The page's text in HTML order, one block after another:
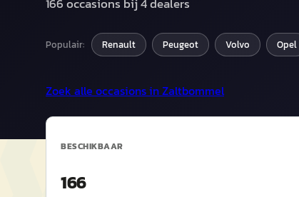
Populair: Renault Peugeot Volvo Opel
Zoek alle occasions inZaltbommel
BESCHIKBAAR
166